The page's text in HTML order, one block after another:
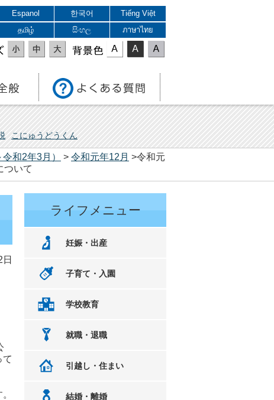
Espanol 한국어
Tiếng Việt
தமிழ் සිංහල ภาษาไทย
表示色
こにゅうどうくん
和2年3月） > 令和元年12月 >令和元
いて
て
ライフメニュー
妊娠・出産
子育て・入園
学校教育
就職・退職
引越し・住まい
結婚・離婚